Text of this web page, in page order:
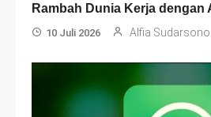
Rambah Dunia Kerja dengan
10 Juli 2026 Alfia Sudarsono